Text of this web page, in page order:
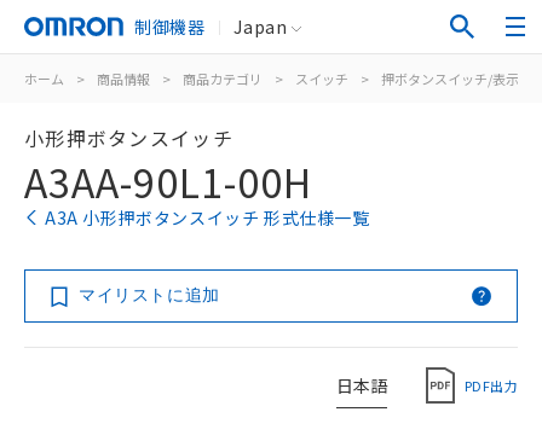
制御機器 Japan
ホーム > 商品情報 > 商品カテゴリ > スイッチ > 押ボタンスイッチ/表示灯
小形押ボタンスイッチ
A3AA-90L1-00H
A3A 小形押ボタンスイッチ 形式仕様一覧
マイリストに追加
日本語 PDF出力